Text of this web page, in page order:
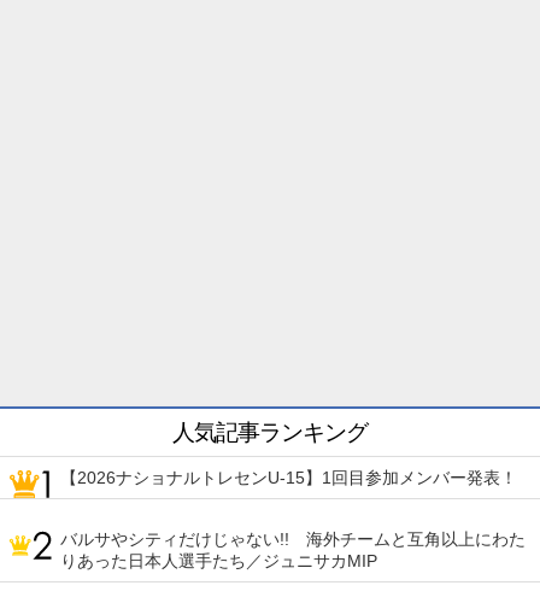
人気記事ランキング
【2026ナショナルトレセンU-15】1回目参加メンバー発表！
バルサやシティだけじゃない!! 海外チームと互角以上にわた
りあった日本人選手たち／ジュニサカMIP